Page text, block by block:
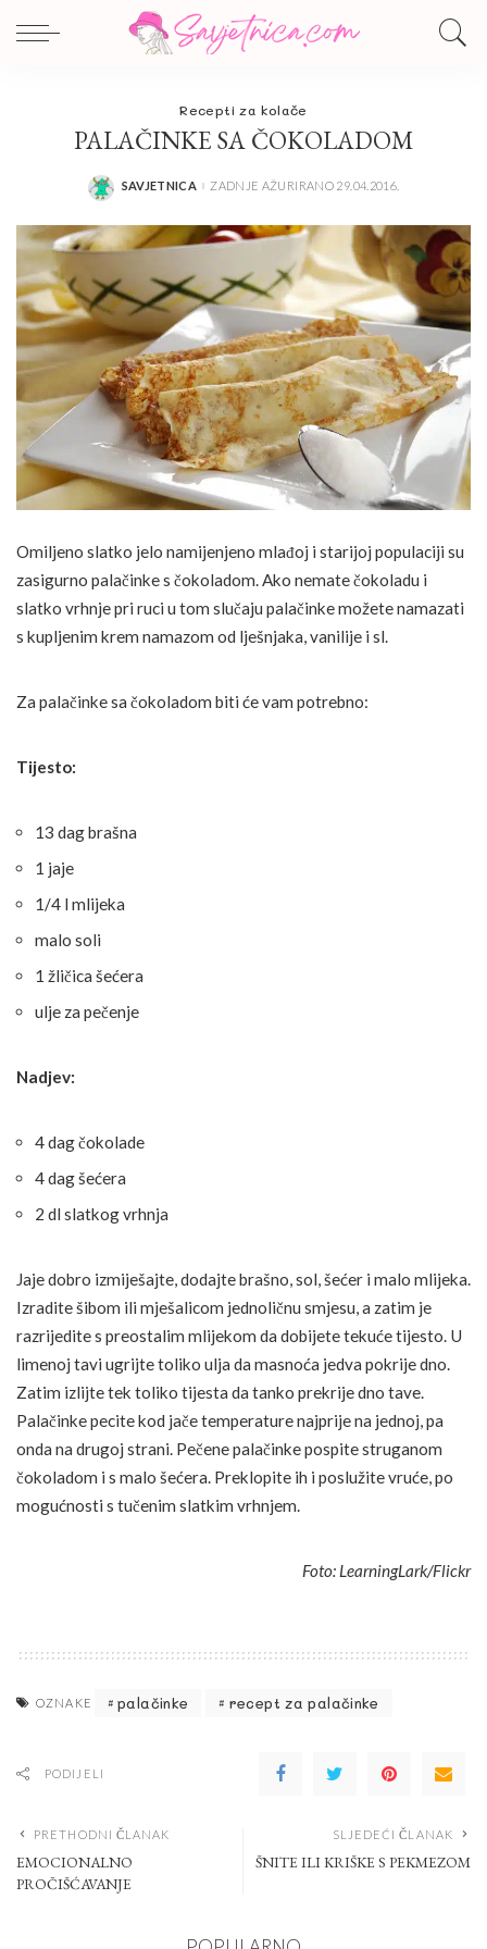
Recepti za kolače
PALAČINKE SA ČOKOLADOM
POSTED
SAVJETNICA ZADNJE AŽURIRANO 29.04.2016.
Omiljeno slatko jelo namijenjeno mlađoj i starijoj populaciji su
zasigurno palačinke s čokoladom. Ako nemate čokoladu i
slatko vrhnje pri ruci u tom slučaju palačinke možete namazati
s kupljenim krem namazom od lješnjaka, vanilije i sl.
Za palačinke sa čokoladom biti će vam potrebno:
Tijesto:
13 dag brašna
1 jaje
1/4 l mlijeka
malo soli
1 žličica šećera
ulje za pečenje
Nadjev:
4 dag čokolade
4 dag šećera
2 dl slatkog vrhnja
Jaje dobro izmiješajte, dodajte brašno, sol, šećer i malo mlijeka.
Izradite šibom ili mješalicom jednoličnu smjesu, a zatim je
razrijedite s preostalim mlijekom da dobijete tekuće tijesto. U
limenoj tavi ugrijte toliko ulja da masnoća jedva pokrije dno.
Zatim izlijte tek toliko tijesta da tanko prekrije dno tave.
Palačinke pecite kod jače temperature najprije na jednoj, pa
onda na drugoj strani. Pečene palačinke pospite struganom
čokoladom i s malo šećera. Preklopite ih i poslužite vruće, po
mogućnosti s tučenim slatkim vrhnjem.
Foto: LearningLark/Flickr
OZNAKE palačinke recept za palačinke
PODIJELI
PRETHODNI ČLANAK
EMOCIONALNO
PROČIŠĆAVANJE
SLJEDEĆI ČLANAK
ŠNITE ILI KRIŠKE S PEKMEZOM